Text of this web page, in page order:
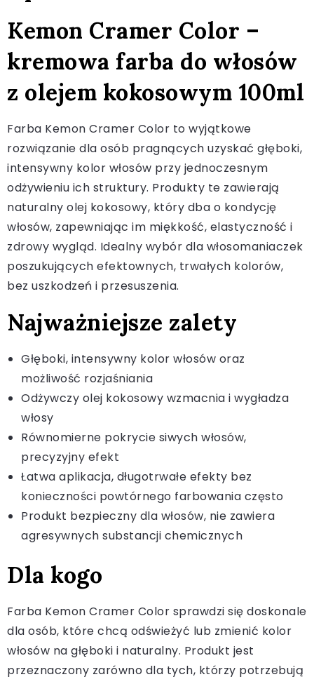
Kemon Cramer Color –
kremowa farba do włosów
z olejem kokosowym 100ml
Farba Kemon Cramer Color to wyjątkowe
rozwiązanie dla osób pragnących uzyskać głęboki,
intensywny kolor włosów przy jednoczesnym
odżywieniu ich struktury. Produkty te zawierają
naturalny olej kokosowy, który dba o kondycję
włosów, zapewniając im miękkość, elastyczność i
zdrowy wygląd. Idealny wybór dla włosomaniaczek
poszukujących efektownych, trwałych kolorów,
bez uszkodzeń i przesuszenia.
Najważniejsze zalety
Głęboki, intensywny kolor włosów oraz
możliwość rozjaśniania
Odżywczy olej kokosowy wzmacnia i wygładza
włosy
Równomierne pokrycie siwych włosów,
precyzyjny efekt
Łatwa aplikacja, długotrwałe efekty bez
konieczności powtórnego farbowania często
Produkt bezpieczny dla włosów, nie zawiera
agresywnych substancji chemicznych
Dla kogo
Farba Kemon Cramer Color sprawdzi się doskonale
dla osób, które chcą odświeżyć lub zmienić kolor
włosów na głęboki i naturalny. Produkt jest
przeznaczony zarówno dla tych, którzy potrzebują